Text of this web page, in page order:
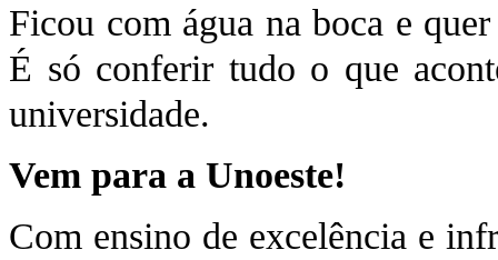
Ficou com água na boca e
É só conferir tudo o que
universidade.
Vem para a Unoeste!
Com ensino de excelência e